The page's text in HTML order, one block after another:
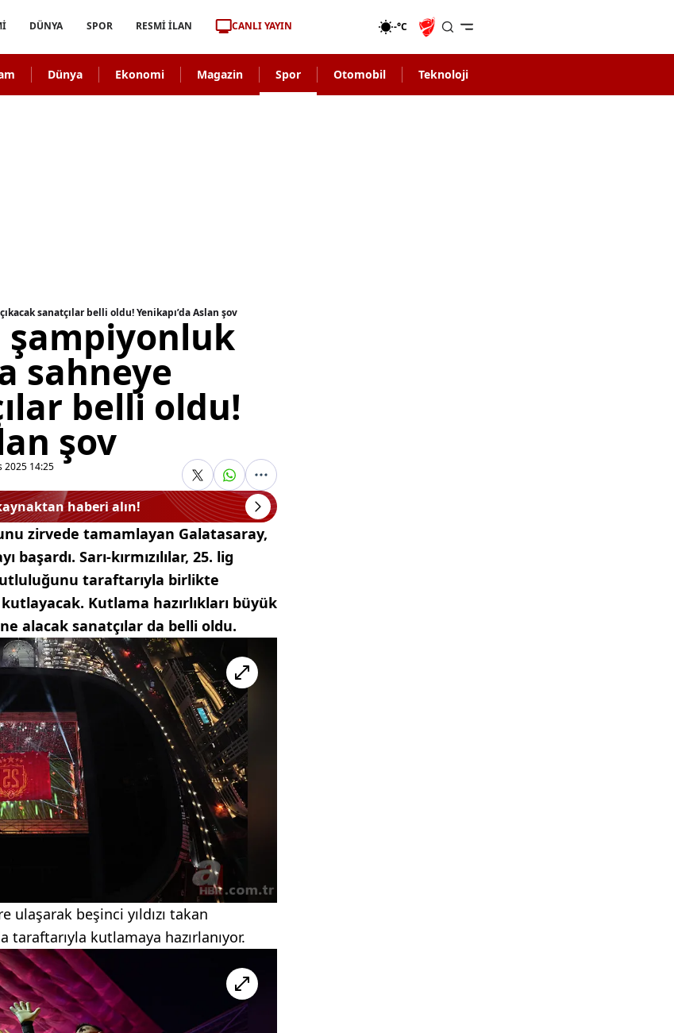
DÜNYA SPOR RESMİ İLAN CANLI YAYIN -°C
Dünya Ekonomi Magazin Spor Otomobil Teknoloji
sanatçılar belli oldu! Yenikapı’da Aslan şov
şampiyonluk
sahneye
belli oldu!
şov
2025 14:25
haberi alın!
zirvede tamamlayan Galatasaray,
Sarı-kırmızılılar, 25. lig
taraftarıyla birlikte
Kutlama hazırlıkları büyük
alacak sanatçılar da belli oldu.
ulaşarak beşinci yıldızı takan
taraftarıyla kutlamaya hazırlanıyor.